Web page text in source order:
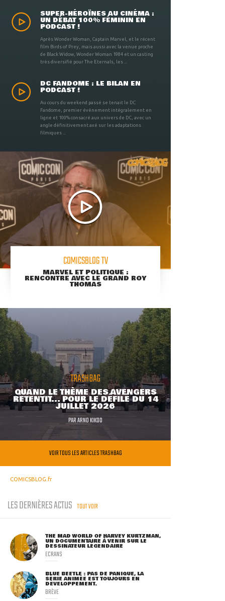
SUPER-HÉROÏNES AU CINÉMA :
UN DÉBAT 100% FÉMININ EN
PODCAST !
Après Wonder Woman, Captain Marvel, et le récent
film Birds of Prey, mais aussi avec la venue proche
de Black Widow, Wonder Woman 1984 et un casting
très diversifié pour The Eternals, les ...
DC FANDOME : LE BILAN EN
PODCAST !
Au cours du weekend passé se tenait le DC
Fandome, premier évènement intégralement en
ligne et 100% consacré aux univers de DC, avec un
angle définitivement axé sur les adaptations
filmiques ...
COMICSBLOG TV
MARVEL ET POLITIQUE :
RENCONTRE AVEC LE GRAND ROY
THOMAS
TRASHBAG
QUAND LE THÈME DES AVENGERS
RETENTIT... POUR LE DÉFILÉ DU 14
JUILLET 2026
PARARNO KIKOO
VOIR TOUS LES ARTICLES TRASHBAG
COMICSBLOG.fr
LES DERNIÈRES ACTUS TOUT VOIR
THE MAD WORLD OF HARVEY KURTZMAN,
UN DOCUMENTAIRE À VENIR SUR LE
DESSINATEUR LÉGENDAIRE
ECRANS
BLUE BEETLE : PAS DE PANIQUE, LA
SÉRIE ANIMÉE EST TOUJOURS EN
DÉVELOPPEMENT.
BRÈVE